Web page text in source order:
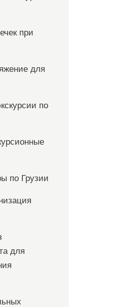
при
для
по
по Грузии
для